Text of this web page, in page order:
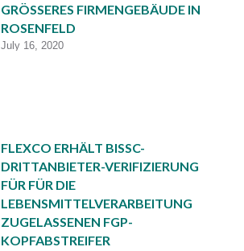
GRÖSSERES FIRMENGEBÄUDE IN
ROSENFELD
July 16, 2020
FLEXCO ERHÄLT BISSC-
DRITTANBIETER-VERIFIZIERUNG
FÜR FÜR DIE
LEBENSMITTELVERARBEITUNG
ZUGELASSENEN FGP-
KOPFABSTREIFER